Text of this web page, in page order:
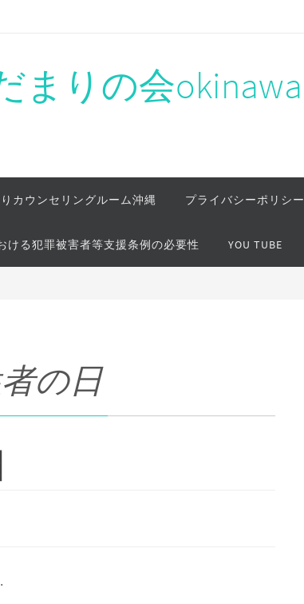
まりの会okinawa
カウンセリングルーム沖縄 プライバシーポリシー
ける犯罪被害者等支援条例の必要性 YOU TUBE
の日